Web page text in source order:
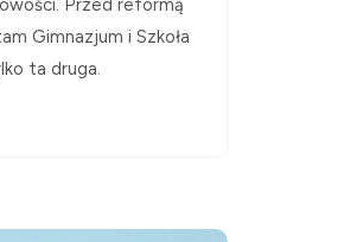
Przed reformą
Gimnazjum i Szkoła
ta druga.